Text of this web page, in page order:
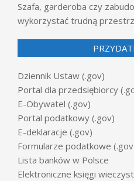
Szafa, garderoba czy
wykorzystać trudną
Dziennik Ustaw (.gov)
Portal dla przedsiębiorcy
E-Obywatel (.gov)
Portal podatkowy (.gov)
E-deklaracje (.gov)
Formularze podatkowe
Lista banków w Polsce
Elektroniczne księgi